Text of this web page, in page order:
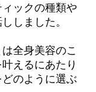
ックの種類や
しました。
全身美容のこ
えるにあたり
のように選ぶ